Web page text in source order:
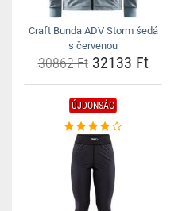
Craft Bunda ADV Storm šedá
s červenou
30862 Ft32133 Ft
ÚJDONSÁG